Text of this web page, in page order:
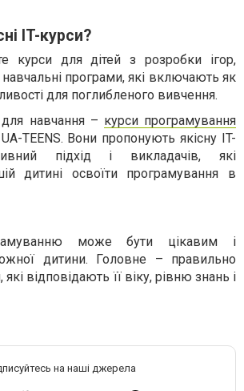
IT-курси?
курси для дітей з розробки ігор,
навчальні програми, які включають як
для поглибленого вивчення.
навчання – курси програмування
TEENS. Вони пропонують якісну IT-
підхід і викладачів, які
дитині освоїти програмування в
може бути цікавим і
дитини. Головне – правильно
які відповідають її віку, рівню знань і
на наші джерела